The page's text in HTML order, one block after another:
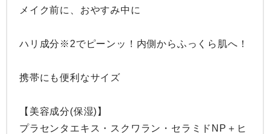
メイク前に、おやすみ中に
ハリ成分※2でピーンッ！内側からふっくら肌へ！
携帯にも便利なサイズ
【美容成分(保湿)】
プラセンタエキス・スクワラン・セラミドNP＋ヒ